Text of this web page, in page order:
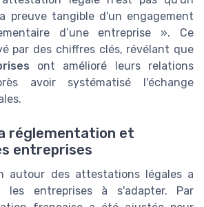
preuve tangible d'un engagement
d’une entreprise ». Ce
par des chiffres clés, révélant que
ont amélioré leurs relations
avoir systématisé l'échange
réglementation et
entreprises
autour des attestations légales a
les entreprises à s'adapter. Par